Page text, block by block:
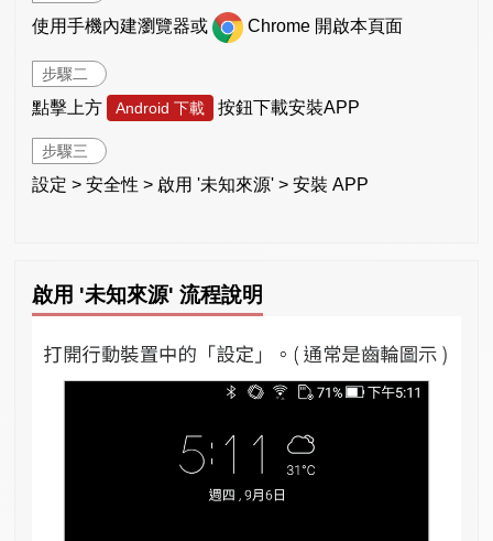
使用手機內建瀏覽器或 Chrome 開啟本頁面
步驟二
點擊上方 Android 下載 按鈕下載安裝APP
步驟三
設定 > 安全性 > 啟用 '未知來源' > 安裝 APP
啟用 '未知來源' 流程說明